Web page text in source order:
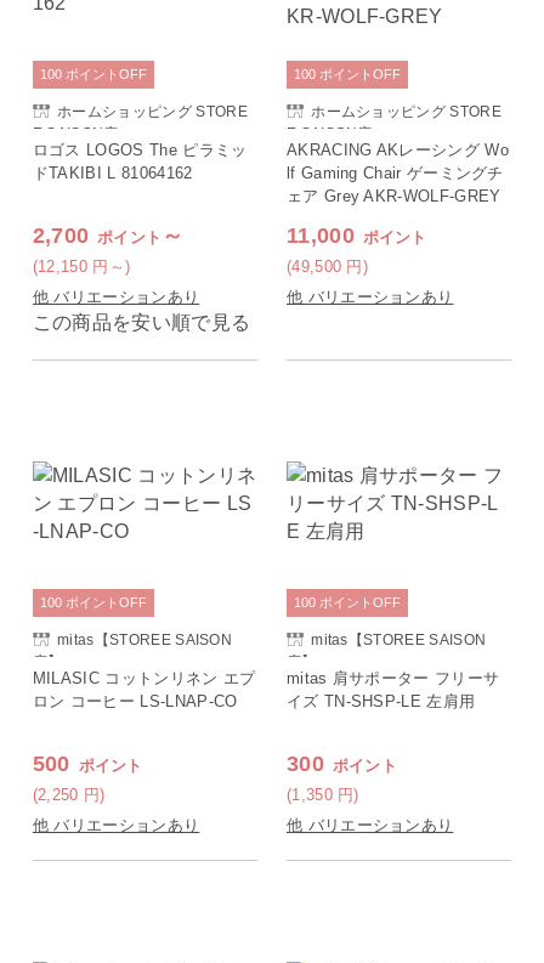
ホームショッピング STORE
E SAISON店
ロゴス LOGOS The ピラミッ
ドTAKIBI L 81064162
2,700 ポイント ～
(12,150 円 ～)
100 ポイント OFF
他 バリエーションあり
この商品を安い順で見る
ホームショッピング STORE
E SAISON店
AKRACING AKレーシング Wo
lf Gaming Chair ゲーミングチ
ェア Grey AKR-WOLF-GREY
11,000 ポイント
(49,500 円)
100 ポイント OFF
他 バリエーションあり
mitas【STOREE SAISON
店】
MILASIC コットンリネン エプ
ロン コーヒー LS-LNAP-CO
500 ポイント
(2,250 円)
100 ポイント OFF
他 バリエーションあり
mitas【STOREE SAISON
店】
mitas 肩サポーター フリーサ
イズ TN-SHSP-LE 左肩用
300 ポイント
(1,350 円)
100 ポイント OFF
他 バリエーションあり